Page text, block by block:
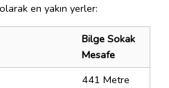
en yakın yerler:
Bilge Sokak
Mesafe
441 Metre